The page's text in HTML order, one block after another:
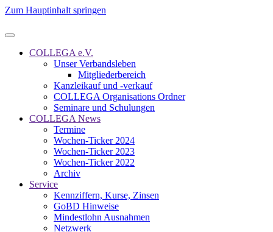
Zum Hauptinhalt springen
COLLEGA e.V.
Unser Verbandsleben
Mitgliederbereich
Kanzleikauf und -verkauf
COLLEGA Organisations Ordner
Seminare und Schulungen
COLLEGA News
Termine
Wochen-Ticker 2024
Wochen-Ticker 2023
Wochen-Ticker 2022
Archiv
Service
Kennziffern, Kurse, Zinsen
GoBD Hinweise
Mindestlohn Ausnahmen
Netzwerk